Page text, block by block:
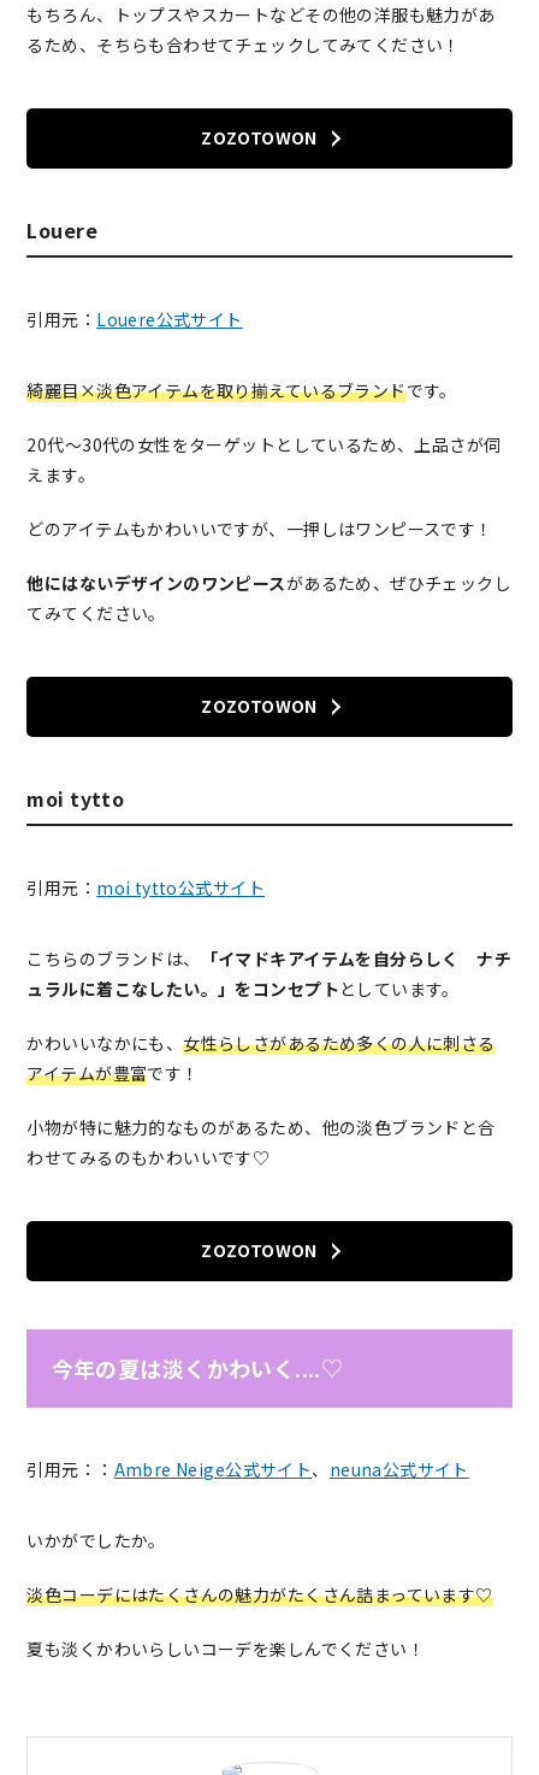
もちろん、トップスやスカートなどその他の洋服も魅力があ
るため、そちらも合わせてチェックしてみてください！
ZOZOTOWON
Louere
引用元： Louere公式サイト
綺麗目×淡色アイテムを取り揃えているブランドです。
20代〜30代の女性をターゲットとしているため、上品さが伺
えます。
どのアイテムもかわいいですが、一押しはワンピースです！
他にはないデザインのワンピースがあるため、ぜひチェックし
てみてください。
ZOZOTOWON
moi tytto
引用元： moi tytto公式サイト
こちらのブランドは、
「イマドキアイテムを自分らしく ナチ
ュラルに着こなしたい。」をコンセプトとしています。
かわいいなかにも、女性らしさがあるため多くの人に刺さる
アイテムが豊富です！
小物が特に魅力的なものがあるため、他の淡色ブランドと合
わせてみるのもかわいいです♡
ZOZOTOWON
今年の夏は淡くかわいく....♡
引用元：： Ambre Neige公式サイト、 neuna公式サイト
いかがでしたか。
淡色コーデにはたくさんの魅力がたくさん詰まっています♡
夏も淡くかわいらしいコーデを楽しんでください！